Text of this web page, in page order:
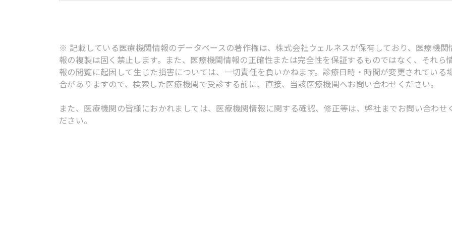
※ 記載している医療機関情報のデータベースの著作権は、株式会社ウェルネスが保有しており、医療機関
報の複製は固く禁止します。また、医療機関情報の正確性または完全性を保証するものではなく、それら
報の閲覧に起因して生じた損害については、一切責任を負いかねます。診療日時・時間が変更されている
合がありますので、検索した医療機関で受診する前に、直接、当該医療機関へお問い合わせください。
また、医療機関の皆様におかれましては、医療機関情報に関する確認、修正等は、弊社までお問い合わせ
ださい。